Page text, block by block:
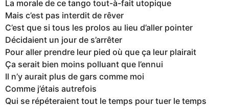
La morale de ce tango tout-à-fait utopique
Mais c’est pas interdit de rêver
C’est que si tous les prolos au lieu d’aller pointer
Décidaient un jour de s’arrêter
Pour aller prendre leur pied où que ça leur plairait
Ça serait bien moins polluant que l’ennui
Il n’y aurait plus de gars comme moi
Comme j’étais autrefois
Qui se répéteraient tout le temps pour tuer le temps